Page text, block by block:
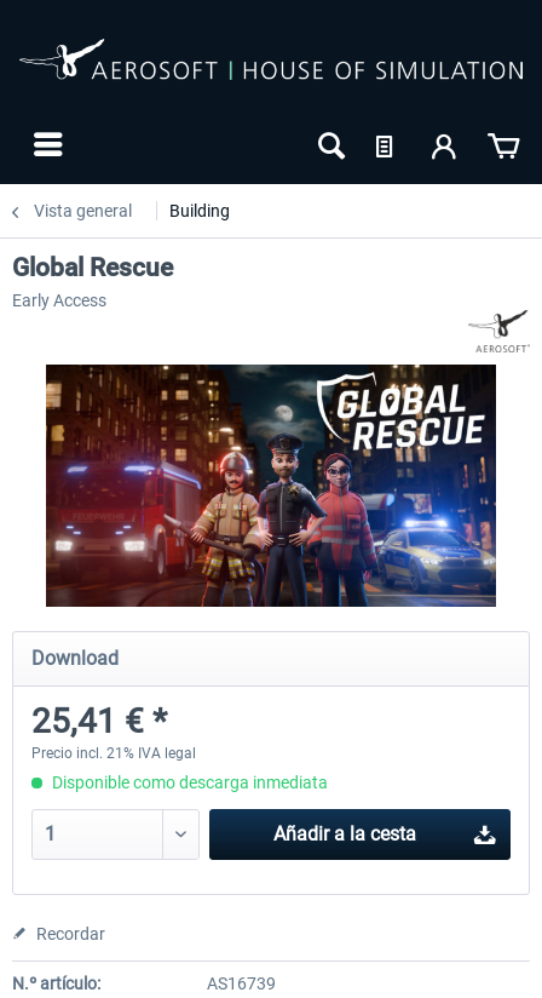
Vista general Building
City Bus Manager - E-Bus & Green
Energy
10,16 € *
City Bus Manager
Global Rescue
Early Access
Download
25,41 € *
Precio incl. 21% IVA legal
Disponible como descarga inmediata
Añadir a la cesta
Recordar
N.º artículo:
AS16739